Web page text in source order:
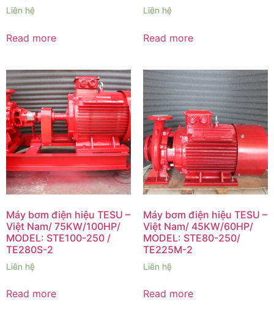
Liên hệ
Read more
Liên hệ
Read more
Máy bơm điện hiệu TESU –
Việt Nam/ 75KW/100HP/
MODEL: STE100-250 /
TE280S-2
Liên hệ
Read more
Máy bơm điện hiệu TESU –
Việt Nam/ 45KW/60HP/
MODEL: STE80-250/
TE225M-2
Liên hệ
Read more